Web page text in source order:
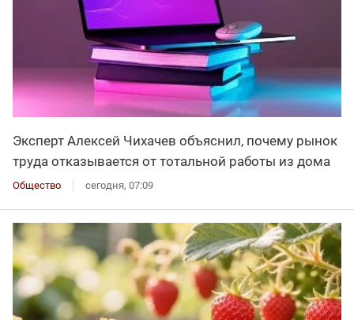
Эксперт Алексей Чихачев объяснил, почему рынок
труда отказывается от тотальной работы из дома
Общество сегодня, 07:09